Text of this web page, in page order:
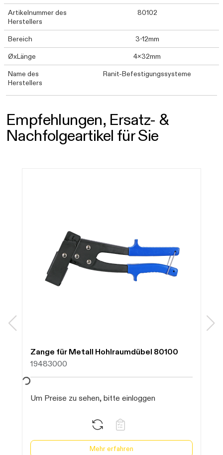
Artikelnummer des
Herstellers
80102
Bereich
3-12mm
ØxLänge
4x32mm
Name des
Herstellers
Ranit-Befestigungssysteme
Empfehlungen, Ersatz- &
Nachfolgeartikel für Sie
Zange für Metall Hohlraumdübel 80100
19483000
Daten werden geladen. Bitte warten...
Um Preise zu sehen, bitte einloggen
Mehr erfahren